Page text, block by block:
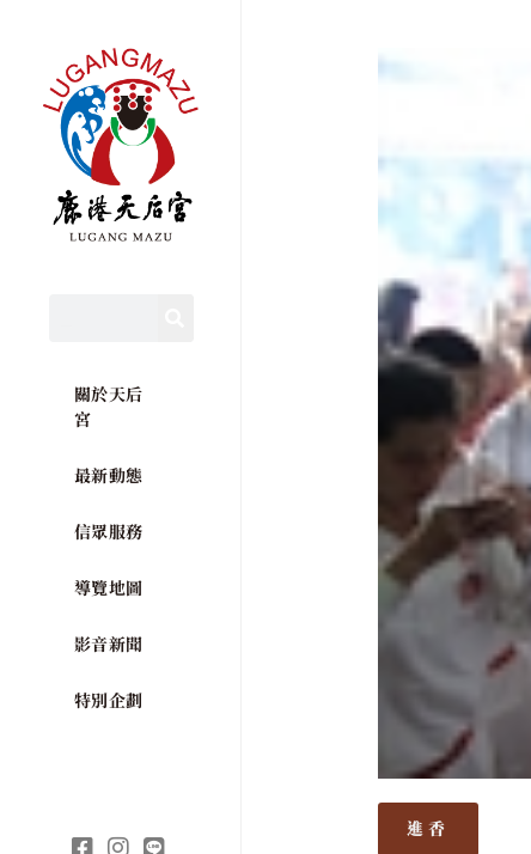
關於天后
宮
最新動態
信眾服務
導覽地圖
影音新聞
特別企劃
進香